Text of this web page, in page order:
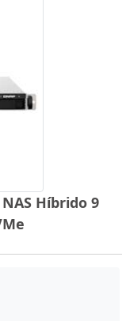
Híbrido 9